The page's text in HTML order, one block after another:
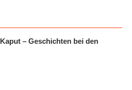
Kaput – Geschichten bei den